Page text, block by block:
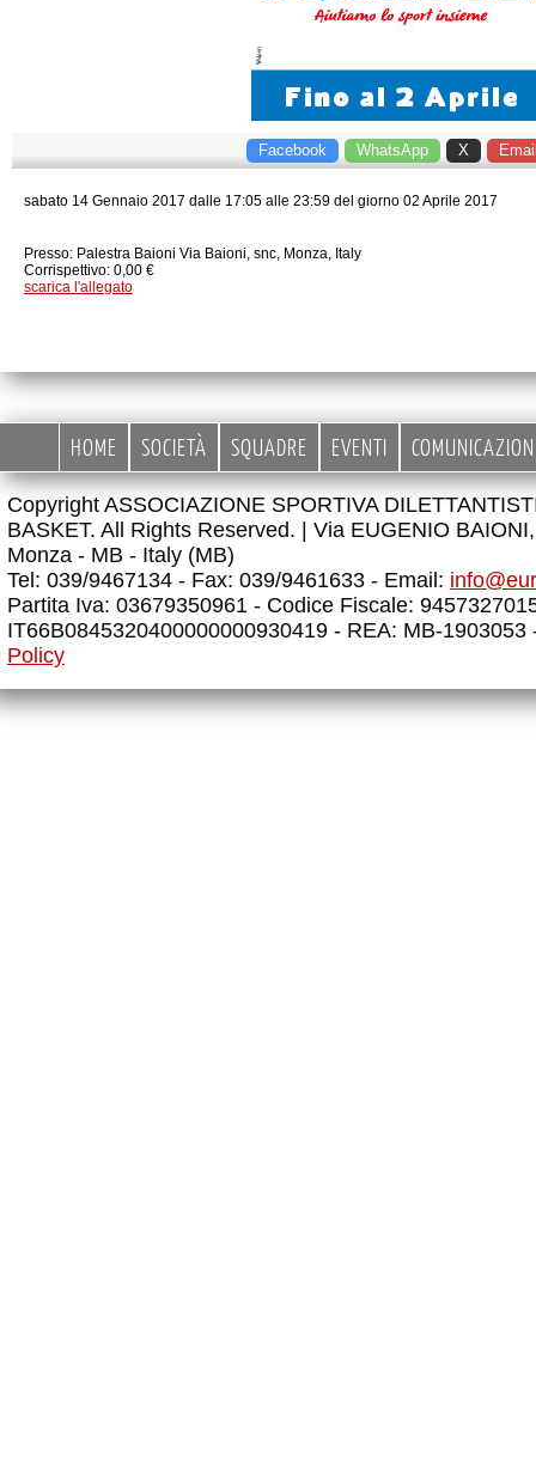
Facebook WhatsApp X
sabato 14 Gennaio 2017 dalle 17:05 alle 23:59 del giorno 02 Aprile 2017
Presso: ​ Palestra Baioni Via Baioni, snc, Monza, Italy
Corrispettivo: 0,00 €
scarica l'allegato
HOME SOCIETÀ SQUADRE EVENTI
Copyright ASSOCIAZIONE SPORTIVA
BASKET. All Rights Reserved. | Via EUGENIO
Monza - MB - Italy (MB)
Tel: 039/9467134 - Fax: 039/9461633 - Email:
Partita Iva: 03679350961 - Codice Fiscale:
IT66B0845320400000000930419 - REA: MB-
Policy